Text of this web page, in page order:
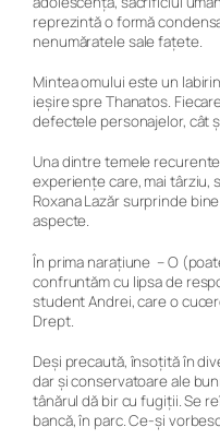
reprezintă o formă
nenumăratele sale fațete.
Mintea omului este un
ieșire spre Thanatos.
defectele personajelor, cât
Una dintre temele
experiențe care, mai târziu,
Roxana Lazăr surprinde
aspecte.
În prima narațiune –O
confruntăm cu lipsa de
student Andrei, care o
Drept.
Deși precaută, însoțită în
dar și conservatoare ale
tânărul dă bir cu fugiții. Se
bancă, în parc. Ce-și